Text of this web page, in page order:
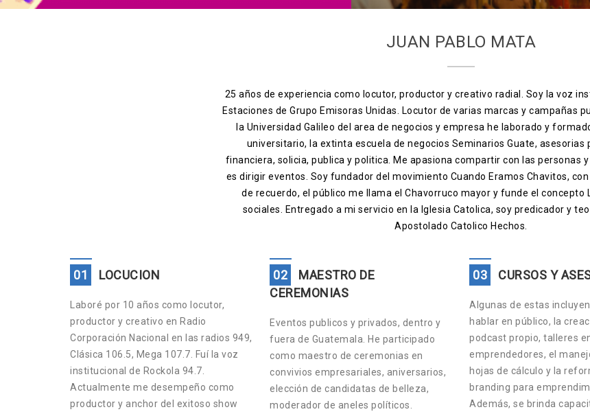
JUAN PABLO MATA
25 años de experiencia como locutor, productor y creativo radial. Soy la voz
Estaciones de Grupo Emisoras Unidas. Locutor de varias marcas y campañas
la Universidad Galileo del area de negocios y empresa he laborado y
universitario, la extinta escuela de negocios Seminarios Guate, asesorias
financiera, solicia, publica y politica. Me apasiona compartir con las personas
es dirigir eventos. Soy fundador del movimiento Cuando Eramos Chavitos,
de recuerdo, el público me llama el Chavorruco mayor y funde el concepto
sociales. Entregado a mi servicio en la Iglesia Catolica, soy predicador y
Apostolado Catolico Hechos.
01 LOCUCION
Laboré por 10 años como locutor,
productor y creativo en Radio
Corporación Nacional en las radios 949,
Clásica 106.5, Mega 107.7. Fuí la voz
institucional de Rockola 94.7.
Actualmente me desempeño como
productor y anchor del exitoso show
02
MAESTRO DE
CEREMONIAS
Eventos publicos y privados, dentro y
fuera de Guatemala. He participado
como maestro de ceremonias en
convivios empresariales, aniversarios,
elección de candidatas de belleza,
moderador de aneles políticos.
03 CURSOS Y
Algunas de estas
hablar en público, la
podcast propio, talleres
emprendedores, el
hojas de cálculo y la
branding para
Además, se brinda